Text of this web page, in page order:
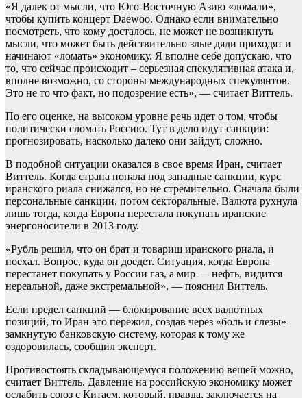
«Я далек от мысли, что Юго-Восточную Азию «ломали»,
чтобы купить концерт Daewoo. Однако если внимательно
посмотреть, что кому досталось, не может не возникнуть
мысли, что может быть действительно злые дяди приходят и
начинают «ломать» экономику. Я вполне себе допускаю, что
то, что сейчас происходит – серьезная спекулятивная атака и,
вполне возможно, со стороны международных спекулянтов.
Это не то что факт, но подозрение есть», — считает Виттель.
По его оценке, на высоком уровне речь идет о том, чтобы
политически сломать Россию. Тут в дело идут санкции:
прогнозировать, насколько далеко они зайдут, сложно.
В подобной ситуации оказался в свое время Иран, считает
Виттель. Когда страна попала под западные санкции, курс
иранского риала снижался, но не стремительно. Сначала были
персональные санкции, потом секторальные. Валюта рухнула
лишь тогда, когда Европа перестала покупать иранские
энергоносители в 2013 году.
«Рубль решил, что он брат и товарищ иранского риала, и
поехал. Вопрос, куда он доедет. Ситуация, когда Европа
перестанет покупать у России газ, а мир — нефть, видится
нереальной, даже экстремальной», — пояснил Виттель.
Если предел санкций — блокирование всех валютных
позиций, то Иран это пережил, создав через «боль и слезы»
замкнутую банковскую систему, которая к тому же
оздоровилась, сообщил эксперт.
Противостоять складывающемуся положению вещей можно,
считает Виттель. Давление на российскую экономику может
ослабить союз с Китаем, который, правда, заключается на